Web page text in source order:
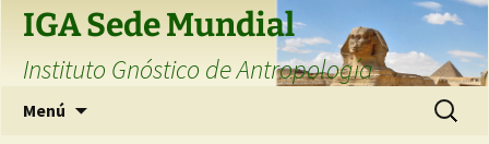
Saltar
contenido
IGA Sede Mundial
Instituto Gnóstico de Antropología
Menú Buscar: